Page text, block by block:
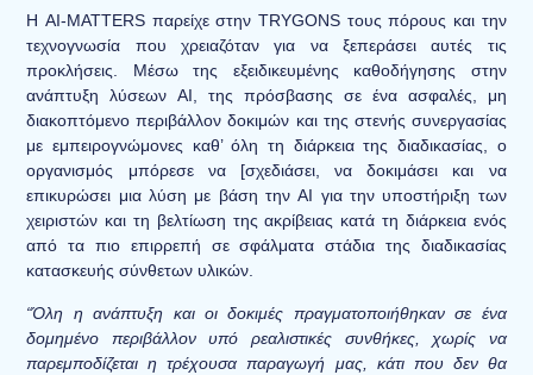
Η AI-MATTERS παρείχε στην TRYGONS τους πόρους και την
τεχνογνωσία που χρειαζόταν για να ξεπεράσει αυτές τις
προκλήσεις. Μέσω της εξειδικευμένης καθοδήγησης στην
ανάπτυξη λύσεων AI, της πρόσβασης σε ένα ασφαλές, μη
διακοπτόμενο περιβάλλον δοκιμών και της στενής συνεργασίας
με εμπειρογνώμονες καθ’ όλη τη διάρκεια της διαδικασίας, ο
οργανισμός μπόρεσε να [σχεδιάσει, να δοκιμάσει και να
επικυρώσει μια λύση με βάση την AI για την υποστήριξη των
χειριστών και τη βελτίωση της ακρίβειας κατά τη διάρκεια ενός
από τα πιο επιρρεπή σε σφάλματα στάδια της διαδικασίας
κατασκευής σύνθετων υλικών.
“Όλη η ανάπτυξη και οι δοκιμές πραγματοποιήθηκαν σε ένα
δομημένο περιβάλλον υπό ρεαλιστικές συνθήκες, χωρίς να
παρεμποδίζεται η τρέχουσα παραγωγή μας, κάτι που δεν θα